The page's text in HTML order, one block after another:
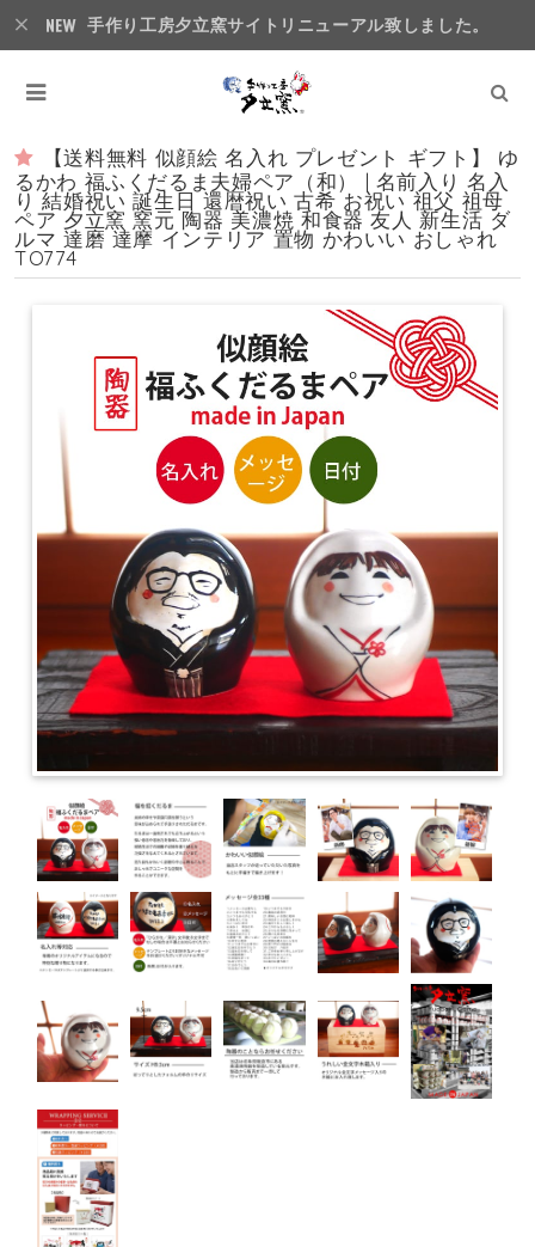
手作り工房夕立窯サイトリニューアル致しました。
【送料無料 似顔絵 名入れ プレゼント ギフト】 ゆ
るかわ 福ふくだるま夫婦ペア（和） | 名前入り 名入
り 結婚祝い 誕生日 還暦祝い 古希 お祝い 祖父 祖母
ペア 夕立窯 窯元 陶器 美濃焼 和食器 友人 新生活 ダ
ルマ 達磨 達摩 インテリア 置物 かわいい おしゃれ
TO774